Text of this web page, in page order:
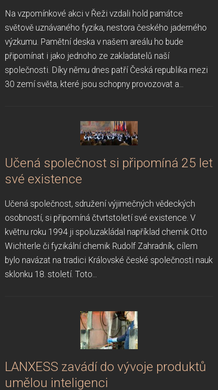
Na vzpomínkové akci v Řeži vzdali hold památce
světově uznávaného fyzika, nestora českého jaderného
výzkumu. Pamětní deska v našem areálu ho bude
připomínat i jako jednoho ze zakladatelů naší
společnosti. Díky němu dnes patří Česká republika mezi
30 zemí světa, které jsou schopny provozovat a...
Učená společnost si připomíná 25 let
své existence
Učená společnost, sdružení výjimečných vědeckých
osobností, si připomíná čtvrtstoletí své existence. V
květnu roku 1994 ji spoluzakládal například chemik Otto
Wichterle či fyzikální chemik Rudolf Zahradník, cílem
bylo navázat na tradici Královské české společnosti nauk
sklonku 18. století. Toto...
LANXESS zavádí do vývoje produktů
umělou inteligenci